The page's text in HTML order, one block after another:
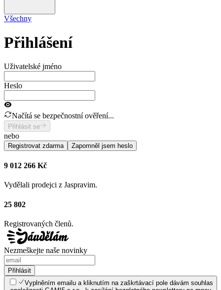
Všechny
Přihlášení
Uživatelské jméno
Heslo
Načítá se bezpečnostní ověření...
Přihlásit se
nebo
Registrovat zdarma Zapomněl jsem heslo
9 012 266 Kč
Vydělali prodejci z Jaspravim.
25 802
Registrovaných členů.
Nezmeškejte naše novinky
Přihlásit
Vyplněním emailu a kliknutím na zaškrtávací pole dávám souhlas